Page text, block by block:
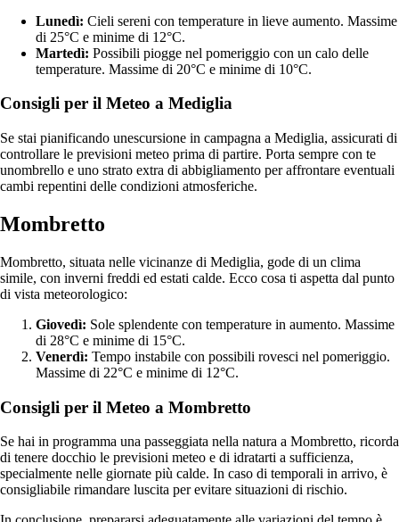
Lunedì: Cieli sereni con temperature in lieve aumento. Massime
di 25°C e minime di 12°C.
Martedì: Possibili piogge nel pomeriggio con un calo delle
temperature. Massime di 20°C e minime di 10°C.
Consigli per il Meteo a Mediglia
Se stai pianificando unescursione in campagna a Mediglia, assicurati di
controllare le previsioni meteo prima di partire. Porta sempre con te
unombrello e uno strato extra di abbigliamento per affrontare eventuali
cambi repentini delle condizioni atmosferiche.
Mombretto
Mombretto, situata nelle vicinanze di Mediglia, gode di un clima
simile, con inverni freddi ed estati calde. Ecco cosa ti aspetta dal punto
di vista meteorologico:
Giovedì: Sole splendente con temperature in aumento. Massime
di 28°C e minime di 15°C.
Venerdì: Tempo instabile con possibili rovesci nel pomeriggio.
Massime di 22°C e minime di 12°C.
Consigli per il Meteo a Mombretto
Se hai in programma una passeggiata nella natura a Mombretto, ricorda
di tenere docchio le previsioni meteo e di idratarti a sufficienza,
specialmente nelle giornate più calde. In caso di temporali in arrivo, è
consigliabile rimandare luscita per evitare situazioni di rischio.